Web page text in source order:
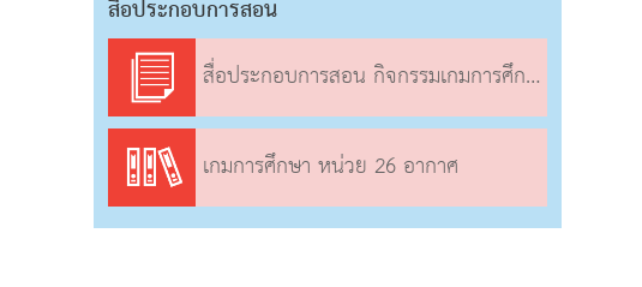
สื่อประกอบการสอน
สื่อประกอบการสอน กิจกรรมเกมการศึกษา
เกมการศึกษา หน่วย 26 อากาศ